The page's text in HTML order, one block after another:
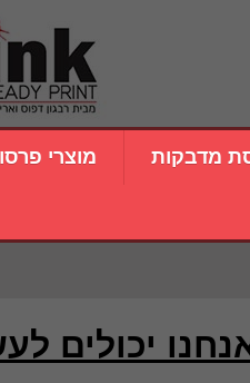
מדבקות מוצרי
יכולים